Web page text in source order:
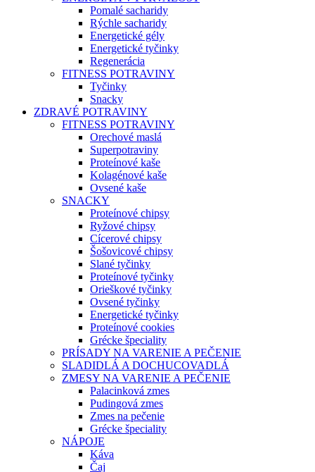
Pomalé sacharidy
Rýchle sacharidy
Energetické gély
Energetické tyčinky
Regenerácia
FITNESS POTRAVINY
Tyčinky
Snacky
ZDRAVÉ POTRAVINY
FITNESS POTRAVINY
Orechové maslá
Superpotraviny
Proteínové kaše
Kolagénové kaše
Ovsené kaše
SNACKY
Proteínové chipsy
Ryžové chipsy
Cícerové chipsy
Šošovicové chipsy
Slané tyčinky
Proteínové tyčinky
Orieškové tyčinky
Ovsené tyčinky
Energetické tyčinky
Proteínové cookies
Grécke špeciality
PRÍSADY NA VARENIE A PEČENIE
SLADIDLÁ A DOCHUCOVADLÁ
ZMESY NA VARENIE A PEČENIE
Palacinková zmes
Pudingová zmes
Zmes na pečenie
Grécke špeciality
NÁPOJE
Káva
Čaj